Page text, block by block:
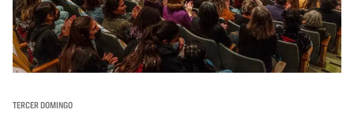
TERCER DOMINGO